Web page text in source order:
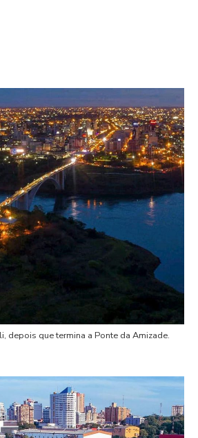
depois que termina a Ponte da Amizade.